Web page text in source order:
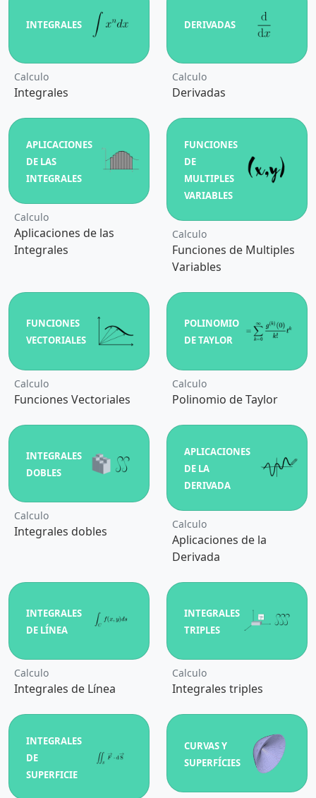
INTEGRALES
Calculo
Integrales
DERIVADAS
Calculo
Derivadas
APLICACIONES
DE LAS
INTEGRALES
Calculo
Aplicaciones de las
Integrales
FUNCIONES
DE
MULTIPLES
VARIABLES
Calculo
Funciones de Multiples
Variables
FUNCIONES
VECTORIALES
Calculo
Funciones Vectoriales
POLINOMIO
DE TAYLOR
Calculo
Polinomio de Taylor
INTEGRALES
DOBLES
Calculo
Integrales dobles
APLICACIONES
DE LA
DERIVADA
Calculo
Aplicaciones de la
Derivada
INTEGRALES
DE LÍNEA
Calculo
Integrales de Línea
INTEGRALES
TRIPLES
Calculo
Integrales triples
INTEGRALES
DE
SUPERFICIE
CURVAS Y
SUPERFÍCIES